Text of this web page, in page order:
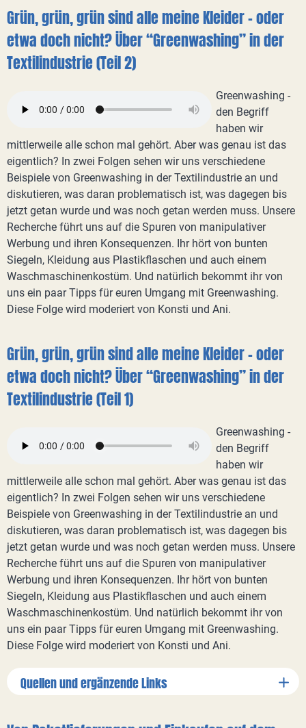
Grün, grün, grün sind alle meine Kleider - oder
etwa doch nicht? Über “Greenwashing” in der
Textilindustrie (Teil 2)
Greenwashing -
den Begriff
haben wir
mittlerweile alle schon mal gehört. Aber was genau ist das
eigentlich? In zwei Folgen sehen wir uns verschiedene
Beispiele von Greenwashing in der Textilindustrie an und
diskutieren, was daran problematisch ist, was dagegen bis
jetzt getan wurde und was noch getan werden muss. Unsere
Recherche führt uns auf die Spuren von manipulativer
Werbung und ihren Konsequenzen. Ihr hört von bunten
Siegeln, Kleidung aus Plastikflaschen und auch einem
Waschmaschinenkostüm. Und natürlich bekommt ihr von
uns ein paar Tipps für euren Umgang mit Greenwashing.
Diese Folge wird moderiert von Konsti und Ani.
Grün, grün, grün sind alle meine Kleider - oder
etwa doch nicht? Über “Greenwashing” in der
Textilindustrie (Teil 1)
Greenwashing -
den Begriff
haben wir
mittlerweile alle schon mal gehört. Aber was genau ist das
eigentlich? In zwei Folgen sehen wir uns verschiedene
Beispiele von Greenwashing in der Textilindustrie an und
diskutieren, was daran problematisch ist, was dagegen bis
jetzt getan wurde und was noch getan werden muss. Unsere
Recherche führt uns auf die Spuren von manipulativer
Werbung und ihren Konsequenzen. Ihr hört von bunten
Siegeln, Kleidung aus Plastikflaschen und auch einem
Waschmaschinenkostüm. Und natürlich bekommt ihr von
uns ein paar Tipps für euren Umgang mit Greenwashing.
Diese Folge wird moderiert von Konsti und Ani.
Quellen und ergänzende Links